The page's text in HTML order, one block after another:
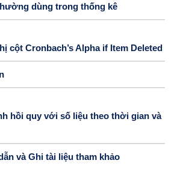
dùng trong thống kê
cột Cronbach’s Alpha if Item Deleted
hồi quy với số liệu theo thời gian và
và Ghi tài liệu tham khảo